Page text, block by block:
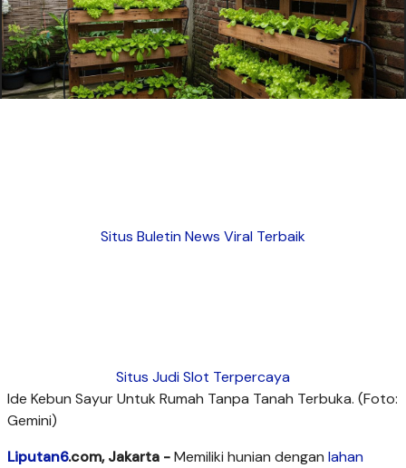
Situs Buletin News Viral Terbaik
Situs Judi Slot Terpercaya
Ide Kebun Sayur Untuk Rumah Tanpa Tanah Terbuka. (Foto:
Gemini)
Liputan6.com, Jakarta -Memiliki hunian dengan lahan